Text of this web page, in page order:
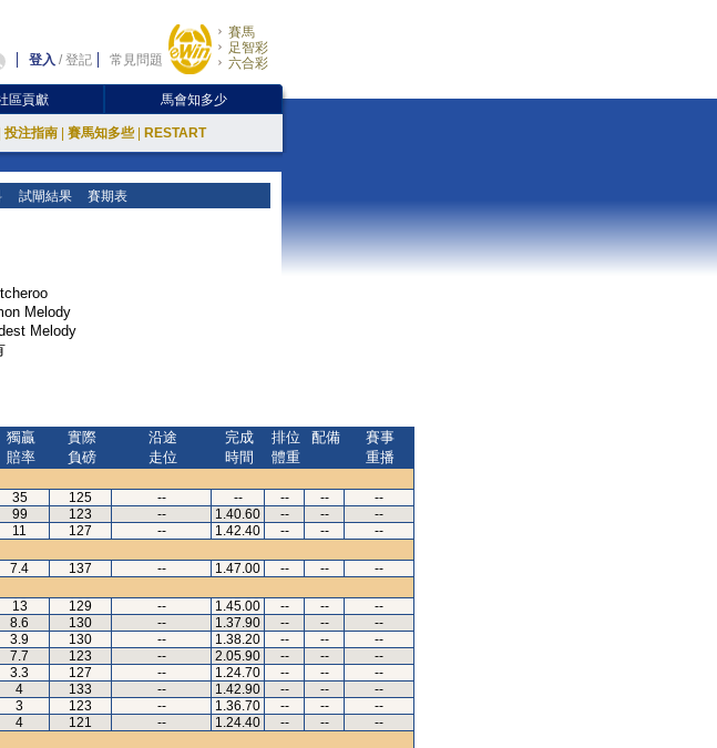
登入 /登記 常見問題
賽馬
足智彩
六合彩
區貢獻 馬會知多少
投注指南 賽馬知多些 RESTART
試閘結果 賽期表
Melody
Melody
獨贏
賠率
實際
負磅
沿途
走位
完成
時間
排位
體重
配備
賽事
重播
35 125 -- -- -- --
--
99 123 -- 1.40.60 -- --
--
11 127 -- 1.42.40 -- --
--
7.4 137 -- 1.47.00 -- --
--
13 129 -- 1.45.00 -- --
--
8.6 130 -- 1.37.90 -- --
--
3.9 130 -- 1.38.20 -- --
--
7.7 123 -- 2.05.90 -- --
--
3.3 127 -- 1.24.70 -- --
--
4 133 -- 1.42.90 -- --
--
3 123 -- 1.36.70 -- --
--
4 121 -- 1.24.40 -- --
--